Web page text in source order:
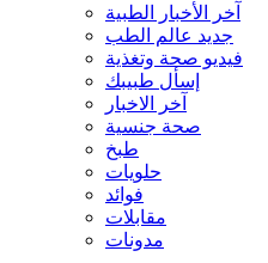
آخر الأخبار الطبية
جديد عالم الطب
فيديو صحة وتغذية
إسأل طبيبك
آخر الاخبار
صحة جنسية
طبخ
حلويات
فوائد
مقابلات
مدونات